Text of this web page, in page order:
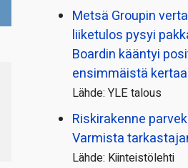
Metsä Groupin
liiketulos pysyi
Boardin kääntyi
ensimmäistä
Lähde: YLE talous
Riskirakenne
Varmista
Lähde: Kiinteistölehti